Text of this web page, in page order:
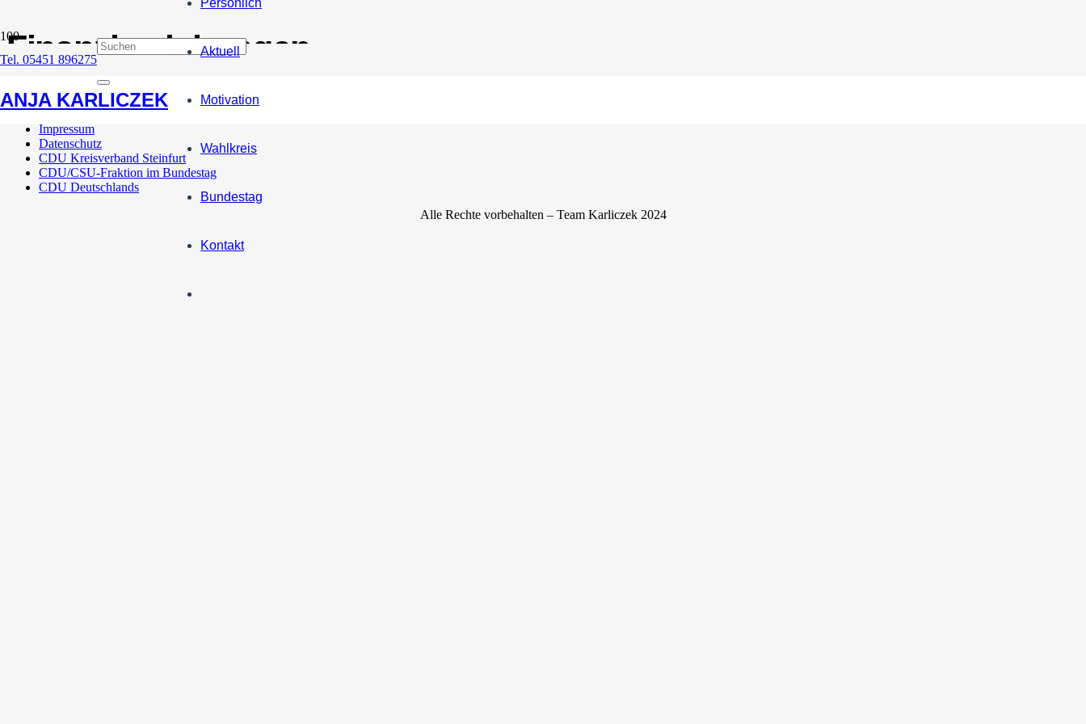
Tel. 05451 896275
ANJA KARLICZEK
Aktuell
Motivation
Wahlkreis
Bundestag
Kontakt
Finanzbeziehungen
Nordrhein-Westfalen profitiert von den neuen Bund-Länder-Finanzbeziehungen
Impressum
Datenschutz
CDU Kreisverband Steinfurt
CDU/CSU-Fraktion im Bundestag
CDU Deutschlands
Alle Rechte vorbehalten – Team Karliczek 2024